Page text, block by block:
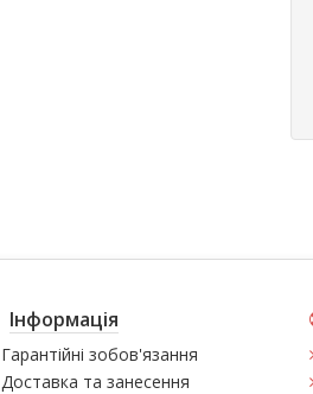
Інформація
Гарантійні зобов'язання
Доставка та занесення